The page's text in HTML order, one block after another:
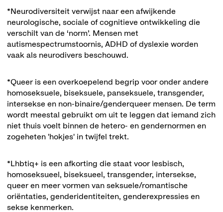
*Neurodiversiteit verwijst naar een afwijkende
neurologische, sociale of cognitieve ontwikkeling die
verschilt van de ‘norm’. Mensen met
autismespectrumstoornis, ADHD of dyslexie worden
vaak als neurodivers beschouwd.
*Queer is een overkoepelend begrip voor onder andere
homoseksuele, biseksuele, panseksuele, transgender,
intersekse en non-binaire/genderqueer mensen. De term
wordt meestal gebruikt om uit te leggen dat iemand zich
niet thuis voelt binnen de hetero- en gendernormen en
zogeheten 'hokjes' in twijfel trekt.
*Lhbtiq+ is een afkorting die staat voor lesbisch,
homoseksueel, biseksueel, transgender, intersekse,
queer en meer vormen van seksuele/romantische
oriëntaties, genderidentiteiten, genderexpressies en
sekse kenmerken.